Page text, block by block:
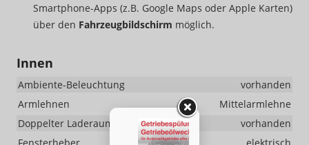
Smartphone-Apps (z.B. Google Maps oder Apple Karten)
über den Fahrzeugbildschirm möglich.
Innen
Ambiente-Beleuchtung
vorhanden
Armlehnen
Mittelarmlehne
Doppelter Laderaumboden
vorhanden